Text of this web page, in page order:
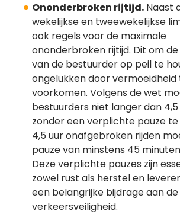
Ononderbroken rijtijd. Naast
wekelijkse en tweewekelijkse
ook regels voor de maximale
ononderbroken rijtijd. Dit om
van de bestuurder op peil te
ongelukken door vermoeidheid
voorkomen. Volgens de wet
bestuurders niet langer dan
zonder een verplichte pauze te
4,5 uur onafgebroken rijden
pauze van minstens 45
Deze verplichte pauzes zijn
zowel rust als herstel en
een belangrijke bijdrage aan
verkeersveiligheid.